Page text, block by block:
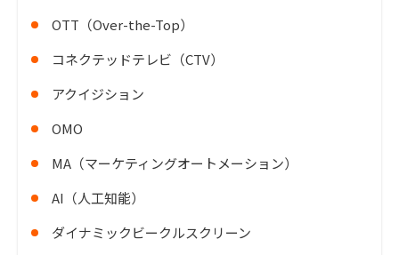
OTT（Over-the-Top）
コネクテッドテレビ（CTV）
アクイジション
OMO
MA（マーケティングオートメーション）
AI（人工知能）
ダイナミックビークルスクリーン